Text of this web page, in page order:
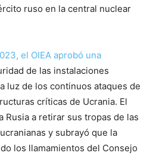
ruso en la central nuclear
el OIEA aprobó una
de las instalaciones
luz de los continuos ataques de
críticas de Ucrania. El
Rusia a retirar sus tropas de las
y subrayó que la
los llamamientos del Consejo